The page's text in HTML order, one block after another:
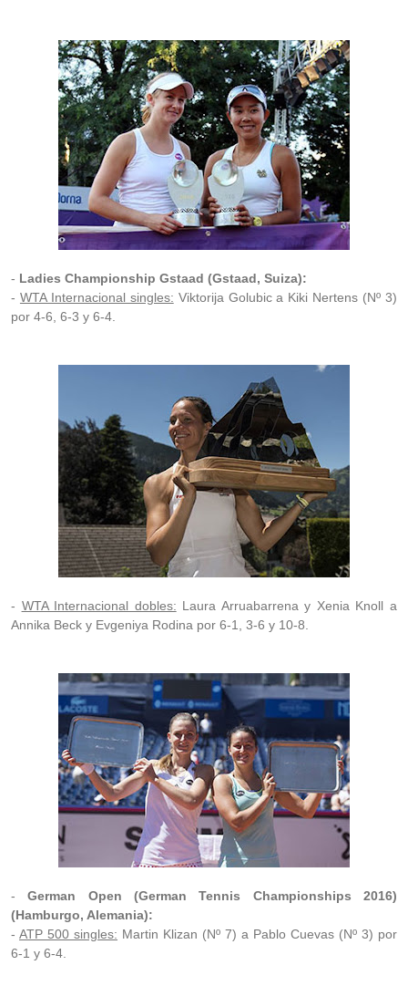
- Ladies Championship Gstaad (Gstaad, Suiza):
- WTA Internacional singles: Viktorija Golubic a Kiki Nertens (Nº 3)
por 4-6, 6-3 y 6-4.
- WTA Internacional dobles: Laura Arruabarrena y Xenia Knoll a
Annika Beck y Evgeniya Rodina por 6-1, 3-6 y 10-8.
-German Open (German Tennis Championships 2016)
(Hamburgo, Alemania):
- ATP 500 singles: Martin Klizan (Nº 7) a Pablo Cuevas (Nº 3) por
6-1 y 6-4.